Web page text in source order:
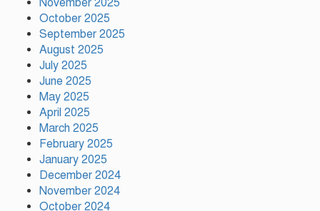
জমিয়ত
October 2025
September 2025
August 2025
July 2025
June 2025
May 2025
April 2025
March 2025
February 2025
January 2025
December 2024
November 2024
October 2024